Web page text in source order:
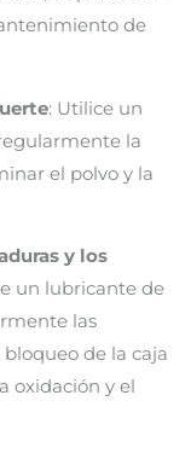
de
: Utilice un
la
el polvo y la
y los
un lubricante de
las
de la caja
oxidación y el